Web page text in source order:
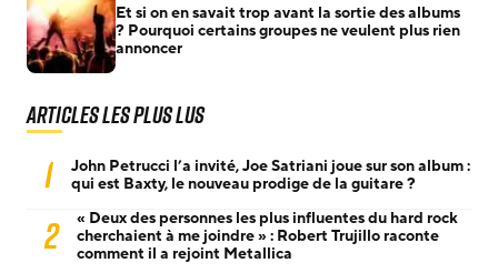
Et si on en savait trop avant la sortie des albums
? Pourquoi certains groupes ne veulent plus rien
annoncer
Articles les plus lus
1
John Petrucci l’a invité, Joe Satriani joue sur son album :
qui est Baxty, le nouveau prodige de la guitare ?
2
« Deux des personnes les plus influentes du hard rock
cherchaient à me joindre » : Robert Trujillo raconte
comment il a rejoint Metallica